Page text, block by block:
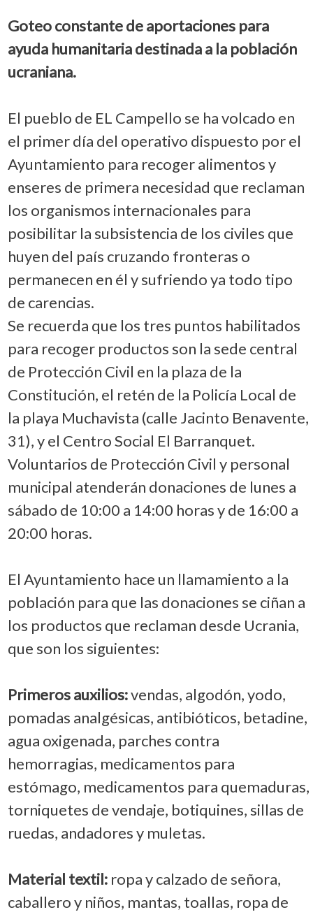
Goteo constante de aportaciones para
ayuda humanitaria destinada a la población
ucraniana.
El pueblo de EL Campello se ha volcado en
el primer día del operativo dispuesto por el
Ayuntamiento para recoger alimentos y
enseres de primera necesidad que reclaman
los organismos internacionales para
posibilitar la subsistencia de los civiles que
huyen del país cruzando fronteras o
permanecen en él y sufriendo ya todo tipo
de carencias.
Se recuerda que los tres puntos habilitados
para recoger productos son la sede central
de Protección Civil en la plaza de la
Constitución, el retén de la Policía Local de
la playa Muchavista (calle Jacinto Benavente,
31), y el Centro Social El Barranquet.
Voluntarios de Protección Civil y personal
municipal atenderán donaciones de lunes a
sábado de 10:00 a 14:00 horas y de 16:00 a
20:00 horas.
El Ayuntamiento hace un llamamiento a la
población para que las donaciones se ciñan a
los productos que reclaman desde Ucrania,
que son los siguientes:
Primeros auxilios:vendas, algodón, yodo,
pomadas analgésicas, antibióticos, betadine,
agua oxigenada, parches contra
hemorragias, medicamentos para
estómago, medicamentos para quemaduras,
torniquetes de vendaje, botiquines, sillas de
ruedas, andadores y muletas.
Material textil:ropa y calzado de señora,
caballero y niños, mantas, toallas, ropa de